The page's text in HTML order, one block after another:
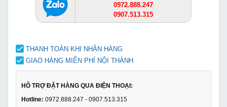
0972.888.247
0907.513.315
THANH TOÁN KHI NHẬN HÀNG
GIAO HÀNG MIỄN PHÍ NỘI THÀNH
HỖ TRỢ ĐẶT HÀNG QUA ĐIỆN THOẠI:
Hotline: 0972.888.247 - 0907.513.315